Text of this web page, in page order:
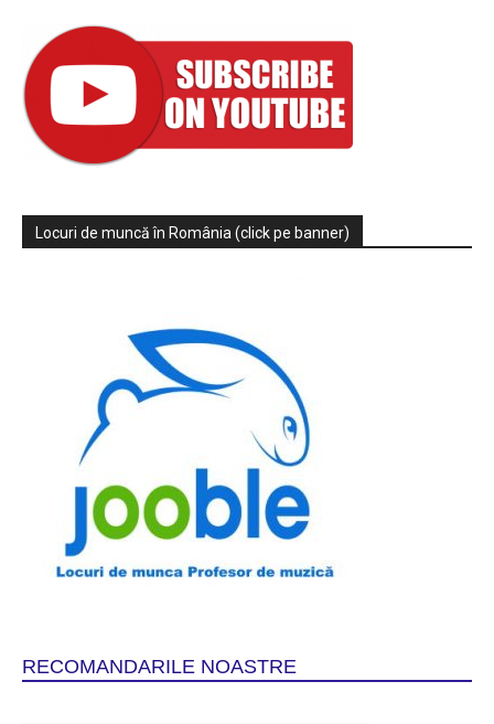
Locuri de muncă în România (click pe banner)
RECOMANDARILE NOASTRE